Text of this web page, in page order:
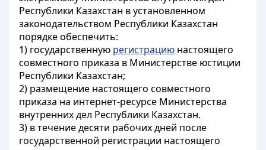
Республики Казахстан в установленном
законодательством Республики Казахстан
порядке обеспечить:
1) государственную регистрацию настоящего
совместного приказа в Министерстве юстиции
Республики Казахстан;
2) размещение настоящего совместного
приказа на интернет-ресурсе Министерства
внутренних дел Республики Казахстан.
3) в течение десяти рабочих дней после
государственной регистрации настоящего